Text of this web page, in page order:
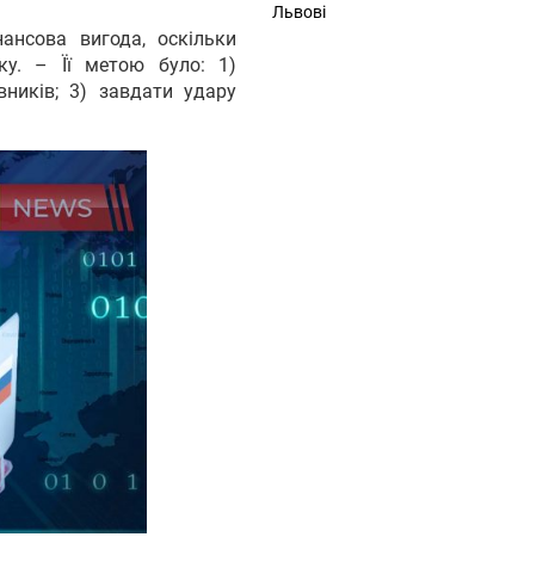
вигода, оскільки
– Її метою було: 1)
3) завдати удару
Львові